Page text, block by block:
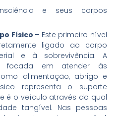
e seus corpos
Físico – Este primeiro nível
ligado ao corpo
e à sobrevivência. A
focada em atender às
alimentação, abrigo e
representa o suporte
é o veículo através do qual
tangível. Nas pessoas